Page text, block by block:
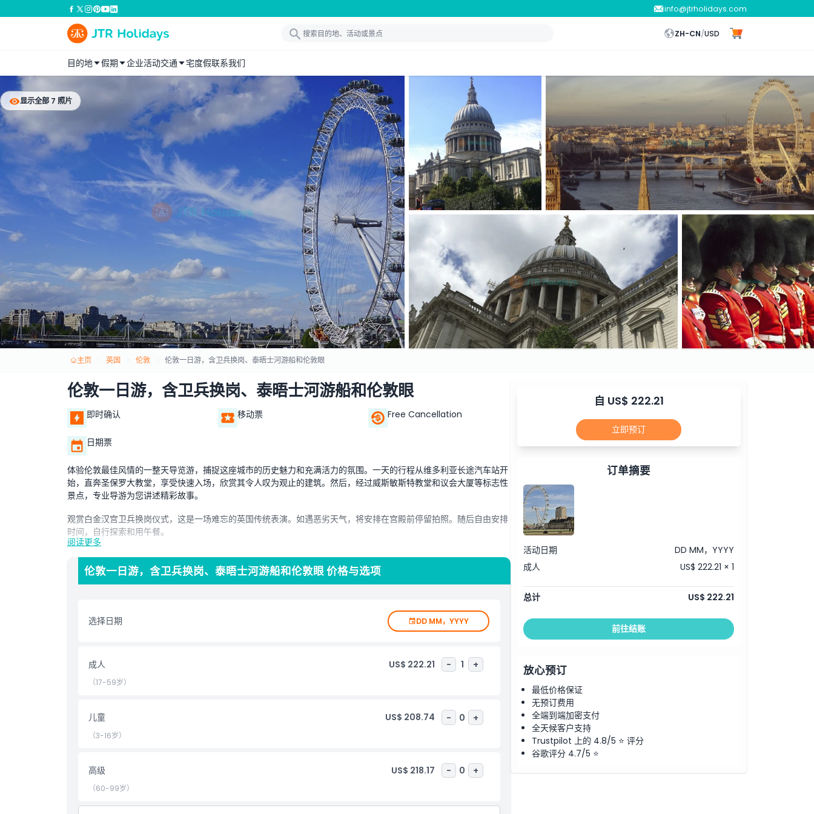
info@jtrholidays.com
ZH-CN/USD
目的地 假期 企业活动交通 宅度假联系我们
显示全部 7 照片
主页 英国 伦敦 伦敦一日游，含卫兵换岗、泰晤士河游船和伦敦眼
伦敦一日游，含卫兵换岗、泰晤士河游船和伦敦眼
即时确认 移动票 Free Cancellation
日期票
体验伦敦最佳风情的一整天导览游，捕捉这座城市的历史魅力和充满活力的氛围。一天的行程从维多利亚长途汽车站开
始，直奔圣保罗大教堂，享受快速入场，欣赏其令人叹为观止的建筑。然后，经过威斯敏斯特教堂和议会大厦等标志性
景点，专业导游为您讲述精彩故事。
观赏白金汉宫卫兵换岗仪式，这是一场难忘的英国传统表演。如遇恶劣天气，将安排在宫殿前停留拍照。随后自由安排
时间，自行探索和用午餐。
随后，回到过去走进伦敦塔，惊叹于王冠珠宝的荣耀。接着享受轻松的私密泰晤士河游船，从水面欣赏迷人的城市景
观。最后，乘坐令人屏息的伦敦眼，俯瞰城市天际线的全景。
包含项
排除项
需要了解的事项
位置
阅读更多
伦敦一日游，含卫兵换岗、泰晤士河游船和伦敦眼 价格与选项
选择日期 DD MM，YYYY
成人 US$ 222.21 - 1 +
（17-59岁）
儿童 US$ 208.74 - 0 +
（3-16岁）
高级 US$ 218.17 - 0 +
（60-99岁）
自 US$ 222.21
立即预订
订单摘要
活动日期
DD MM，YYYY
成人
US$ 222.21 × 1
总计 US$ 222.21
前往结账
放心预订
最低价格保证
无预订费用
全端到端加密支付
全天候客户支持
Trustpilot 上的 4.8/5 ⭐ 评分
谷歌评分 4.7/5 ⭐